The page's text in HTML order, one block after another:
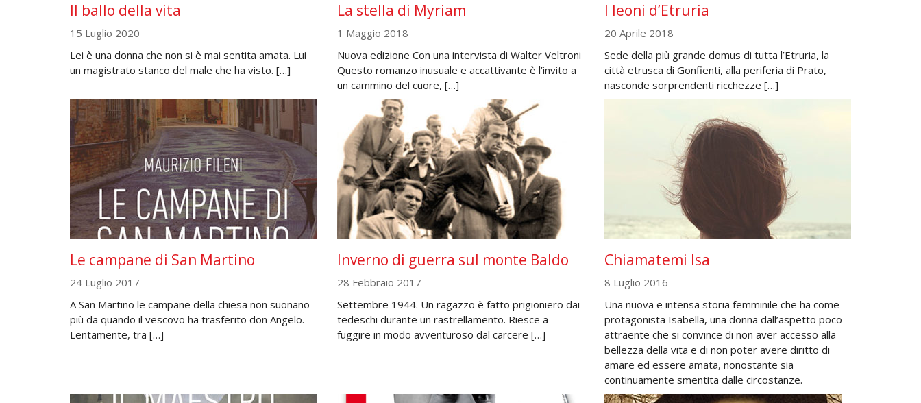
Il ballo della vita
15 Luglio 2020
Lei è una donna che non si è mai sentita amata. Lui
un magistrato stanco del male che ha visto. […]
La stella di Myriam
1 Maggio 2018
Nuova edizione Con una intervista di Walter Veltroni
Questo romanzo inusuale e accattivante è l’invito a
un cammino del cuore, […]
I leoni d’Etruria
20 Aprile 2018
Sede della più grande domus di tutta l’Etruria, la
città etrusca di Gonfienti, alla periferia di Prato,
nasconde sorprendenti ricchezze […]
Le campane di San Martino
24 Luglio 2017
A San Martino le campane della chiesa non suonano
più da quando il vescovo ha trasferito don Angelo.
Lentamente, tra […]
Inverno di guerra sul monte Baldo
28 Febbraio 2017
Settembre 1944. Un ragazzo è fatto prigioniero dai
tedeschi durante un rastrellamento. Riesce a
fuggire in modo avventuroso dal carcere […]
Chiamatemi Isa
8 Luglio 2016
Una nuova e intensa storia femminile che ha come
protagonista Isabella, una donna dall’aspetto poco
attraente che si convince di non aver accesso alla
bellezza della vita e di non poter avere diritto di
amare ed essere amata, nonostante sia
continuamente smentita dalle circostanze.